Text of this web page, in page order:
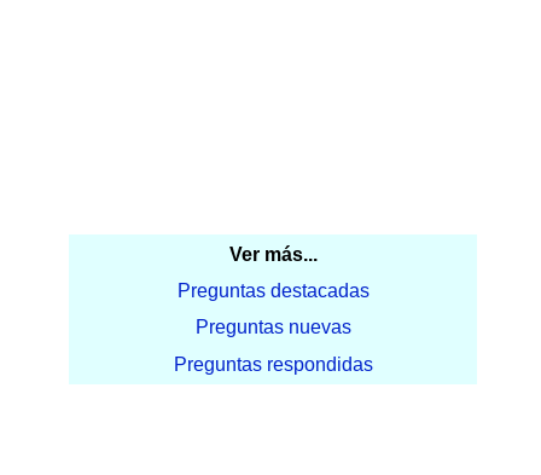
Ver más...
Preguntas destacadas
Preguntas nuevas
Preguntas respondidas